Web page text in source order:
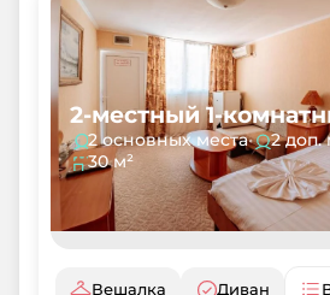
2-местный 1-
2 основных места• 2 доп.
30 м²
Вешалка Диван